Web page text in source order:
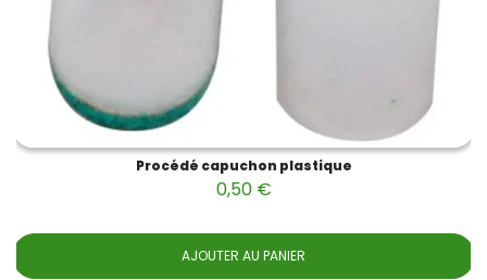
Procédé capuchon plastique
0,50 €
AJOUTER AU PANIER